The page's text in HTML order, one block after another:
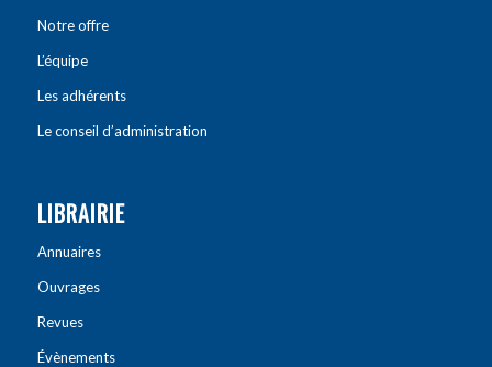
Notre offre
L’équipe
Les adhérents
Le conseil d’administration
LIBRAIRIE
Annuaires
Ouvrages
Revues
Évènements